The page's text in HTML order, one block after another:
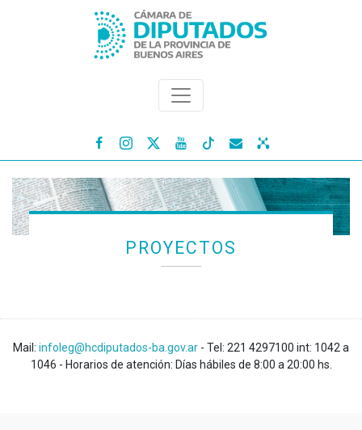
   
PROYECTOS
Mail: infoleg@hcdiputados-ba.gov.ar - Tel: 221 4297100 int: 1042 a
1046 - Horarios de atención: Días hábiles de 8:00 a 20:00 hs.